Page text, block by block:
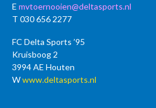
E mvtoernooien@deltasports.nl
T 030 656 2277
FC Delta Sports ’95
Kruisboog 2
3994 AE Houten
Wwww.deltasports.nl